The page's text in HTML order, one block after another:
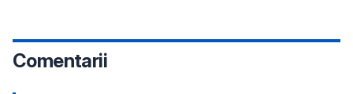
Comentarii